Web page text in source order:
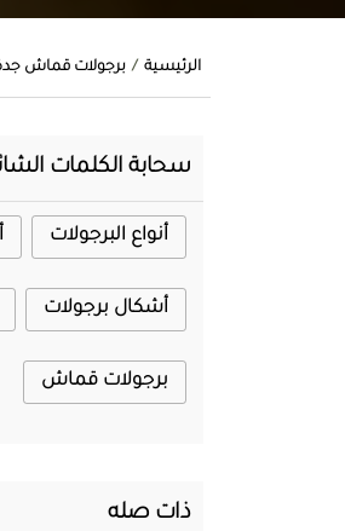
الرئيسية برجولات قماش
سحابة الكلمات
أنواع البرجولات
أشكال برجولات
برجولات قماش
ذات صله